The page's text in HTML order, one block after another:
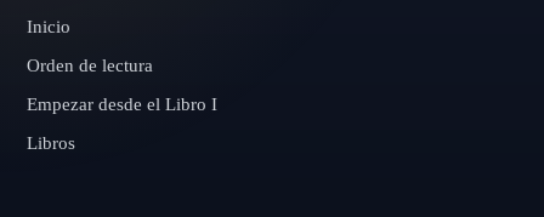
Inicio
Orden de lectura
Empezar desde el Libro I
Libros